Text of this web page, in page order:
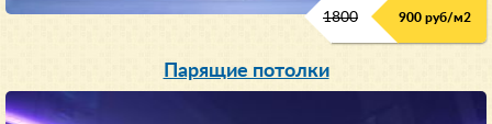
1800 900 руб/м2
Парящие потолки